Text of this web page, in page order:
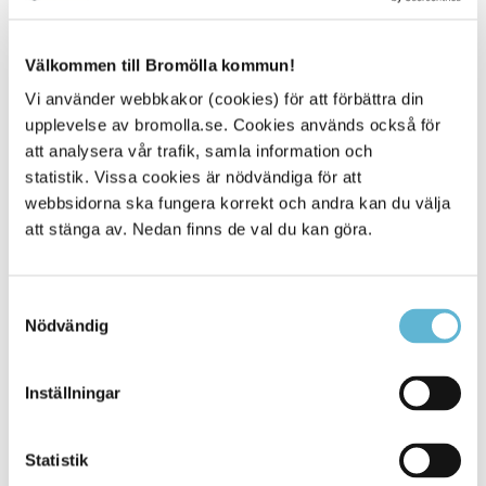
Välkommen till Bromölla kommun!
Vi använder webbkakor (cookies) för att förbättra din
upplevelse av bromolla.se. Cookies används också för
att analysera vår trafik, samla information och
statistik. Vissa cookies är nödvändiga för att
webbsidorna ska fungera korrekt och andra kan du välja
att stänga av. Nedan finns de val du kan göra.
Nödvändig
Inställningar
Statistik
Leder
Ta cykeln eller vandringskängorna och ge dig ut på
någon av våra härliga leder. På korta sträckor upplever
du många olika naturmiljöer som slätt, skog, hav, sjö,
berg och dal.Besök våra härliga leder